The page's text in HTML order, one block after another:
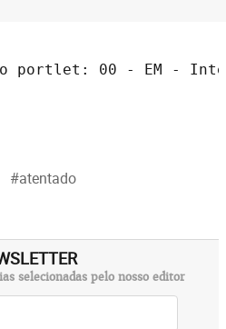
portlet: 00 - EM -
#atentado
selecionadas pelo nosso editor